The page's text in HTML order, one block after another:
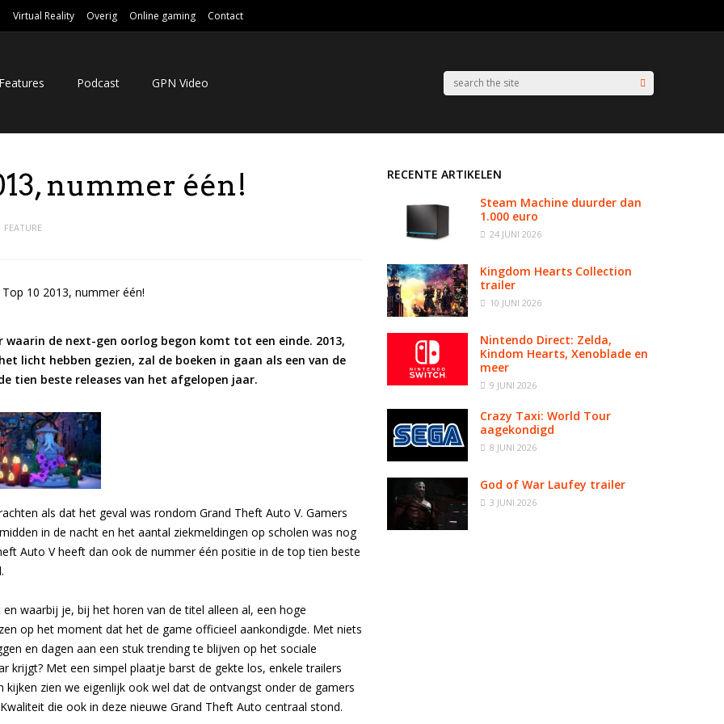
Virtual Reality Overig Online gaming Contact
Podcast GPN Video
nummer één!
FEATURE
de next-gen oorlog begon komt tot een einde. 2013,
licht hebben gezien, zal de boeken in gaan als een van de
tien beste releases van het afgelopen jaar.
als dat het geval was rondom Grand Theft Auto V. Gamers
in de nacht en het aantal ziekmeldingen op scholen was nog
Auto V heeft dan ook de nummer één positie in de top tien beste
waarbij je, bij het horen van de titel alleen al, een hoge
op het moment dat het de game officieel aankondigde. Met niets
en dagen aan een stuk trending te blijven op het sociale
krijgt? Met een simpel plaatje barst de gekte los, enkele trailers
zien we eigenlijk ook wel dat de ontvangst onder de gamers
die ook in deze nieuwe Grand Theft Auto centraal stond.
RECENTE ARTIKELEN
Steam Machine duurder dan
1.000 euro
24 JUNI 2026
Kingdom Hearts Collection
trailer
10 JUNI 2026
Nintendo Direct: Zelda,
Kindom Hearts, Xenoblade en
meer
9 JUNI 2026
Crazy Taxi: World Tour
aagekondigd
8 JUNI 2026
God of War Laufey trailer
3 JUNI 2026